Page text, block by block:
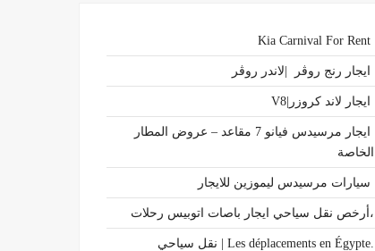
ايجار رنج روڤر |لاندر روڤر
ايجار لاند كروزر|V8
ايجار مرسيدس فيانو 7 مقاعد – عروض المطار
الخاصة
سيارات مرسيدس ليموزين للايجار
،أرخص نقل سياحي ايجار باصات اتوبيس رحلات
.Les déplacements en Égypte | نقل سياحي